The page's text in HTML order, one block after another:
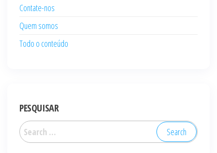
Contate-nos
Quem somos
Todo o conteúdo
PESQUISAR
Search
for: